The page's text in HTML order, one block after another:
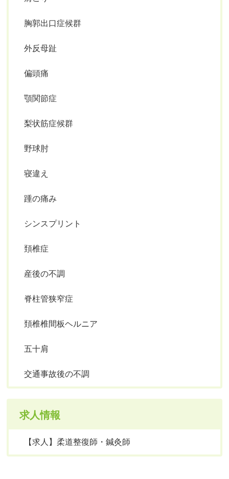
胸郭出口症候群
外反母趾
偏頭痛
顎関節症
梨状筋症候群
野球肘
寝違え
踵の痛み
シンスプリント
頚椎症
産後の不調
脊柱管狭窄症
頚椎椎間板ヘルニア
五十肩
交通事故後の不調
求人情報
【求人】柔道整復師・鍼灸師